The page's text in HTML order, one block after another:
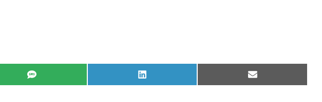
Share
on
Share
on
Share
on